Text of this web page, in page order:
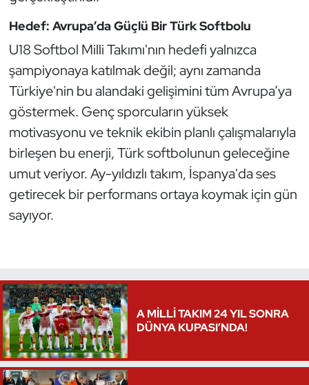
Hedef: Avrupa’da Güçlü Bir Türk Softbolu
U18 Softbol Milli Takımı'nın hedefi yalnızca
şampiyonaya katılmak değil; aynı zamanda
Türkiye'nin bu alandaki gelişimini tüm Avrupa’ya
göstermek. Genç sporcuların yüksek
motivasyonu ve teknik ekibin planlı çalışmalarıyla
birleşen bu enerji, Türk softbolunun geleceğine
umut veriyor. Ay-yıldızlı takım, İspanya'da ses
getirecek bir performans ortaya koymak için gün
sayıyor.
A MİLLİ TAKIM 24 YIL SONRA
DÜNYA KUPASI’NDA!